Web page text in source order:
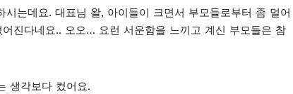
는데요. 대표님 왈, 아이들이 크면서 부모들로부터 좀 멀어
진다네요.. 오오… 요런 서운함을 느끼고 계신 부모들은 참
생각보다 컸어요.